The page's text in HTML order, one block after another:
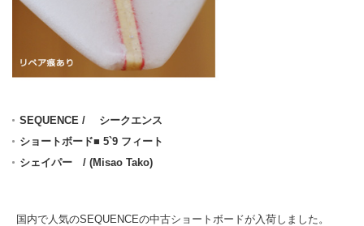
SEQUENCE / シークエンス
ショートボード■ 5`9 フィート
シェイパー / (Misao Tako)
国内で人気のSEQUENCEの中古ショートボードが入荷しました。